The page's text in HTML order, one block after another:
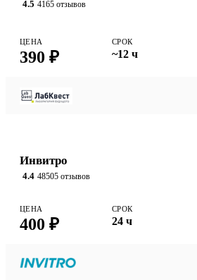
4.5 4165 отзывов
ЦЕНА
390 ₽
СРОК
~12 ч
Инвитро
4.4 48505 отзывов
ЦЕНА
400 ₽
СРОК
24 ч